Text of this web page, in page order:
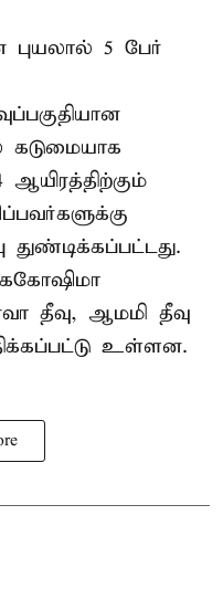
புயலால் 5 பேர்
கடுமையாக
தீவு, ஆமமி தீவு
உள்ளன.